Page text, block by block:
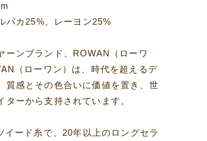
パカ25%、レーヨン25%
ーンブランド、ROWAN（ローワ
（ローワン）は、時代を超えるデ
質感とその色合いに価値を置き、世
ターから支持されています。
イード糸で、20年以上のロングセラ